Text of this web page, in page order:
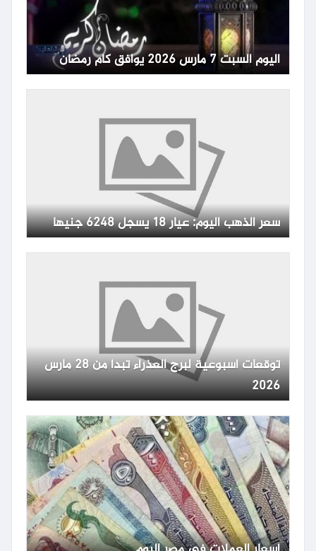
اليوم السبت 7 مارس 2026 يوافق كام رمضان
سعر الذهب اليوم: عيار 18 يسجل 6248 جنيها
توقعات أسبوعية لبرج العذراء تبدأ من 28 مارس
2026